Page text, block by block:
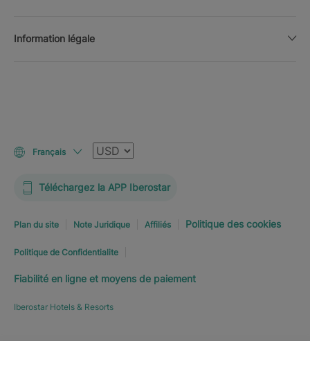
Information légale
Français Devise
Téléchargez la APP Iberostar
Plan du site Note Juridique Affiliés Politique des cookies
Politique de Confidentialite
Fiabilité en ligne et moyens de paiement
Iberostar Hotels & Resorts